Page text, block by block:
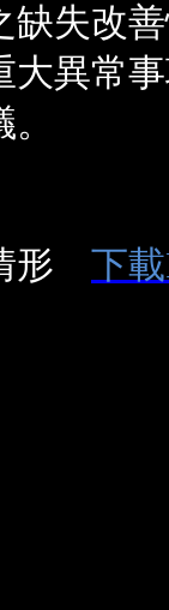
缺失改
大異常
形 下